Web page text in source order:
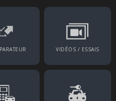
VIDÉOS / ESSAIS